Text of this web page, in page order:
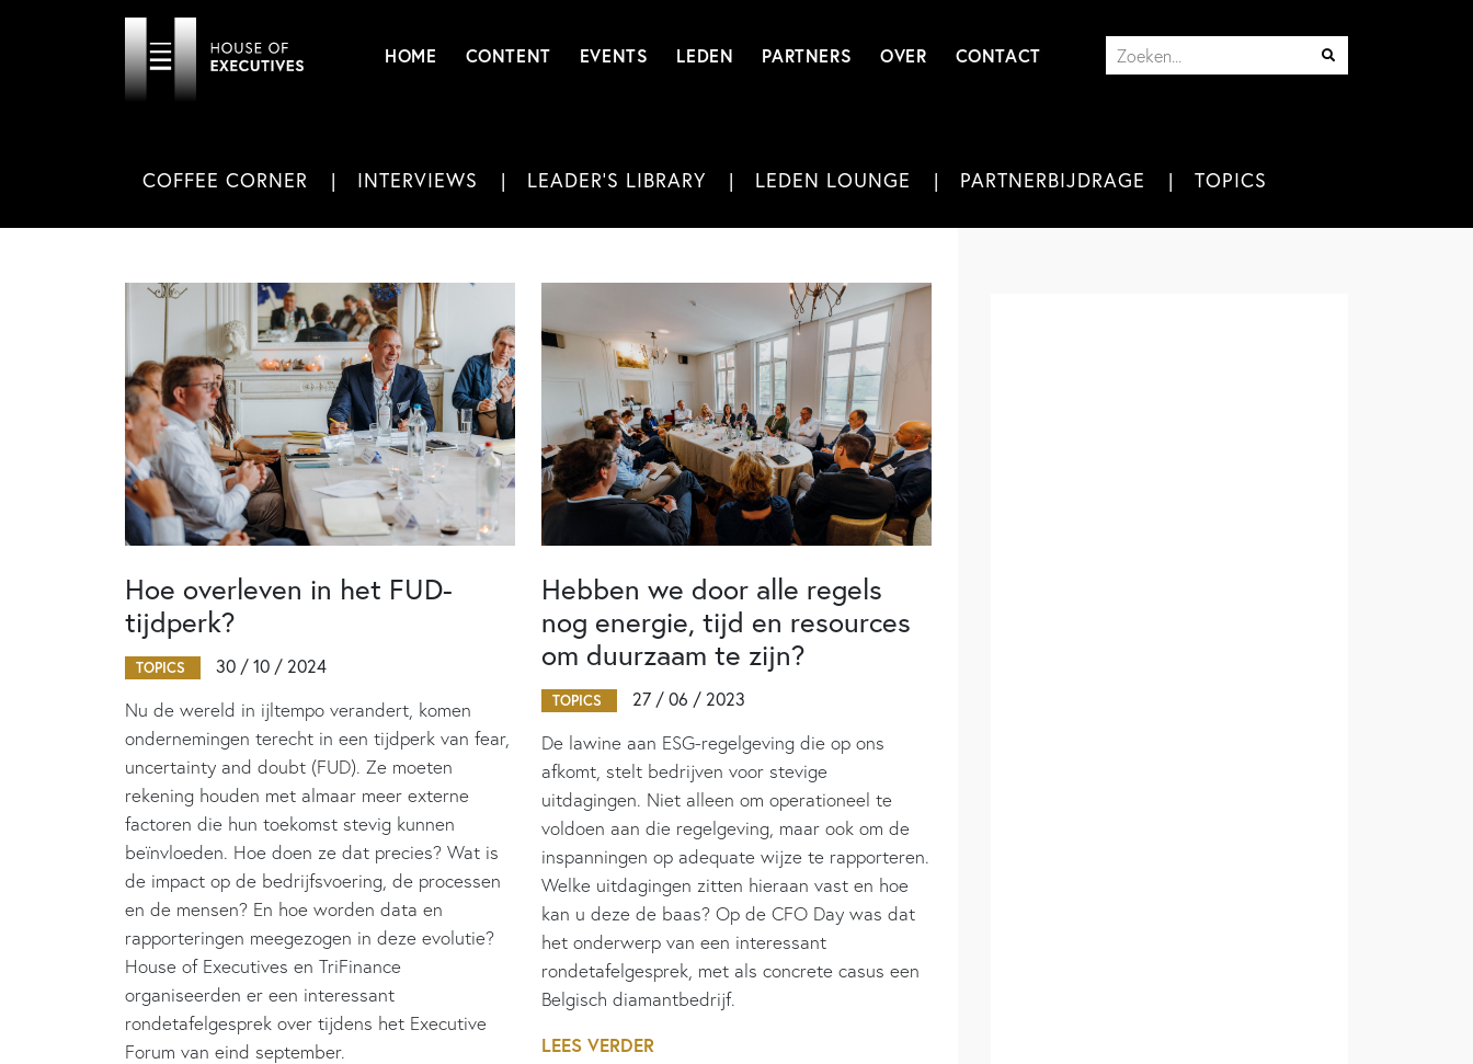
HOME CONTENT EVENTS LEDEN PARTNERS OVER CONTACT
COFFEE CORNER INTERVIEWS LEADER'S LIBRARY LEDEN LOUNGE PARTNERBIJDRAGE TOPICS
Hoe overleven in het FUD-
tijdperk?
TOPICS 30 / 10 / 2024
Nu de wereld in ijltempo verandert, komen
ondernemingen terecht in een tijdperk van fear,
uncertainty and doubt (FUD). Ze moeten
rekening houden met almaar meer externe
factoren die hun toekomst stevig kunnen
beïnvloeden. Hoe doen ze dat precies? Wat is
de impact op de bedrijfsvoering, de processen
en de mensen? En hoe worden data en
rapporteringen meegezogen in deze evolutie?
House of Executives en TriFinance
organiseerden er een interessant
rondetafelgesprek over tijdens het Executive
Forum van eind september.
Hebben we door alle regels
nog energie, tijd en resources
om duurzaam te zijn?
TOPICS 27 / 06 / 2023
De lawine aan ESG-regelgeving die op ons
afkomt, stelt bedrijven voor stevige
uitdagingen. Niet alleen om operationeel te
voldoen aan die regelgeving, maar ook om de
inspanningen op adequate wijze te rapporteren.
Welke uitdagingen zitten hieraan vast en hoe
kan u deze de baas? Op de CFO Day was dat
het onderwerp van een interessant
rondetafelgesprek, met als concrete casus een
Belgisch diamantbedrijf.
LEES VERDER